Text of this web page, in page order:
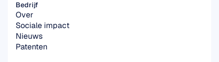
Bedrijf
Over
Sociale impact
Nieuws
Patenten